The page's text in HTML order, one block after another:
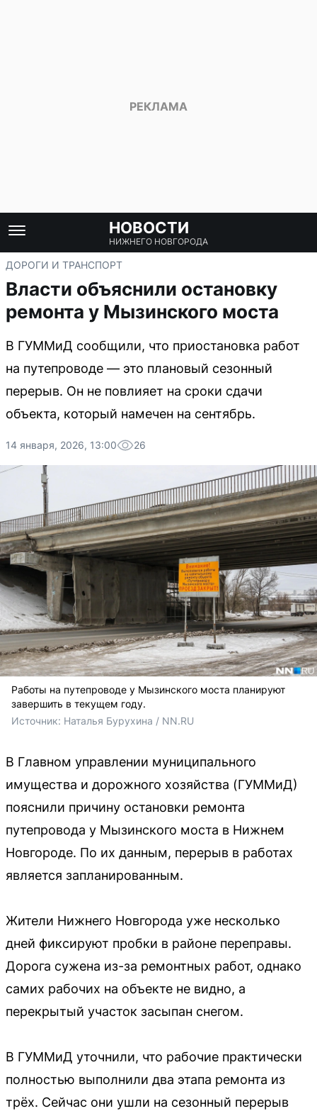
НОВОСТИ
НИЖНЕГО НОВГОРОДА
ДОРОГИ И ТРАНСПОРТ
Власти объяснили остановку
ремонта у Мызинского моста
В ГУММиД сообщили, что приостановка работ
на путепроводе — это плановый сезонный
перерыв. Он не повлияет на сроки сдачи
объекта, который намечен на сентябрь.
14 января, 2026, 13:00 26
Работы на путепроводе у Мызинского моста планируют
завершить в текущем году.
Источник: Наталья Бурухина / NN.RU
В Главном управлении муниципального
имущества и дорожного хозяйства (ГУММиД)
пояснили причину остановки ремонта
путепровода у Мызинского моста в Нижнем
Новгороде. По их данным, перерыв в работах
является запланированным.
Жители Нижнего Новгорода уже несколько
дней фиксируют пробки в районе переправы.
Дорога сужена из-за ремонтных работ, однако
самих рабочих на объекте не видно, а
перекрытый участок засыпан снегом.
В ГУММиД уточнили, что рабочие практически
полностью выполнили два этапа ремонта из
трёх. Сейчас они ушли на сезонный перерыв